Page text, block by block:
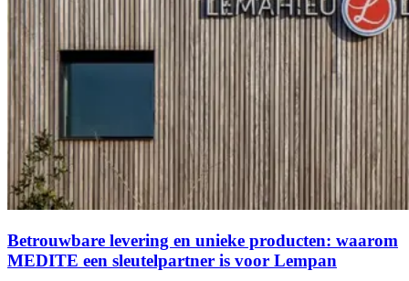
Betrouwbare levering en unieke producten: waarom
MEDITE een sleutelpartner is voor Lempan